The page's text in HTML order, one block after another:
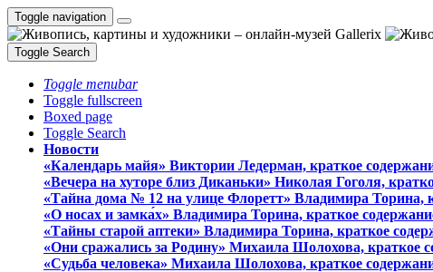
Toggle navigation
Toggle Search
Toggle menubar
Toggle fullscreen
Boxed page
Toggle Search
Новости
«Календарь майя» Виктории Ледерман, краткое
«Вечера на хуторе близ Диканьки» Николая Гоголя,
«Тайна дома № 12 на улице Флоретт» Владимира Торина,
«О носах и замка́х» Владимира Торина, краткое
«Тайны старой аптеки» Владимира Торина, краткое
«Они сражались за Родину» Михаила Шолохова, краткое
«Судьба человека» Михаила Шолохова, краткое